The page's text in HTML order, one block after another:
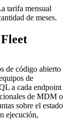
tarifa mensual
de meses.
de código abierto
de
a cada endpoint
de MDM o
sobre el estado
ejecución,